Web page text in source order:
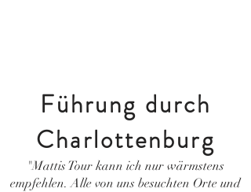
Führung durch
Charlottenburg
"Mattis Tour kann ich nur wärmstens
empfehlen. Alle von uns besuchten Orte und